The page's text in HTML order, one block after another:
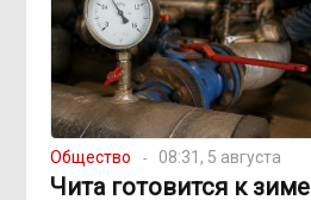
Общество 08:31, 5 августа
Чита готовится к зиме